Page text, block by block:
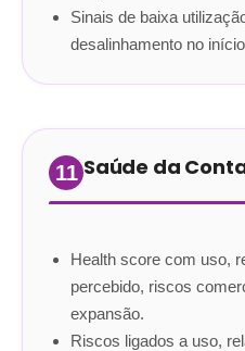
Sinais de baixa
desalinhamento no
11 Saúde da
Health score com uso,
percebido, riscos
expansão.
Riscos ligados a uso,